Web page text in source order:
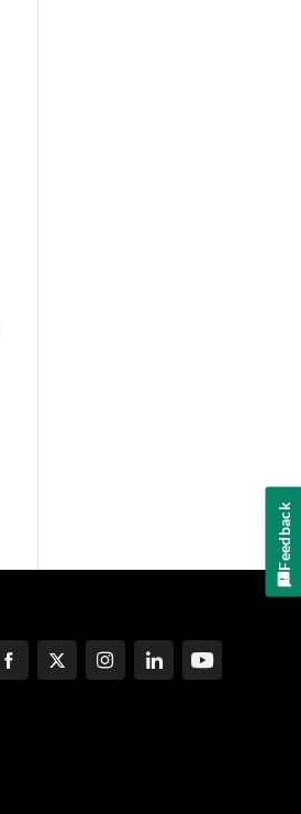
Feedback